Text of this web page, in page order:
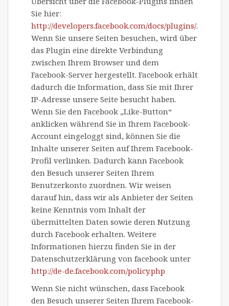
Sie hier:
http://developers.facebook.com/docs/plugins/.
Wenn Sie unsere Seiten besuchen, wird über
das Plugin eine direkte Verbindung
zwischen Ihrem Browser und dem
Facebook-Server hergestellt. Facebook erhält
dadurch die Information, dass Sie mit Ihrer
IP-Adresse unsere Seite besucht haben.
Wenn Sie den Facebook „Like-Button“
anklicken während Sie in Ihrem Facebook-
Account eingeloggt sind, können Sie die
Inhalte unserer Seiten auf Ihrem Facebook-
Profil verlinken. Dadurch kann Facebook
den Besuch unserer Seiten Ihrem
Benutzerkonto zuordnen. Wir weisen
darauf hin, dass wir als Anbieter der Seiten
keine Kenntnis vom Inhalt der
übermittelten Daten sowie deren Nutzung
durch Facebook erhalten. Weitere
Informationen hierzu finden Sie in der
Datenschutzerklärung von facebook unter
http://de-de.facebook.com/policy.php
Wenn Sie nicht wünschen, dass Facebook
den Besuch unserer Seiten Ihrem Facebook-